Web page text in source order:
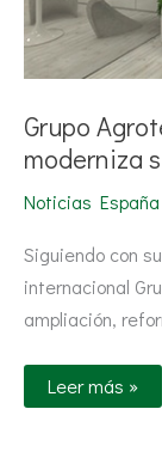
Grupo
moderniza
Noticias España
Siguiendo con
internacional
ampliación,
Leer más »